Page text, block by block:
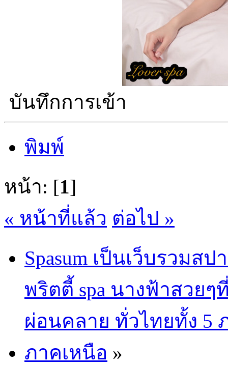
บันทึกการเข้า
พิมพ์
หน้า: [1]
« หน้าที่แล้ว ต่อไป »
Spasum เป็นเว็บรวม
พริตตี้ spa นางฟ้าสวย
ผ่อนคลาย ทั่วไทยทั้ง 5
ภาคเหนือ »